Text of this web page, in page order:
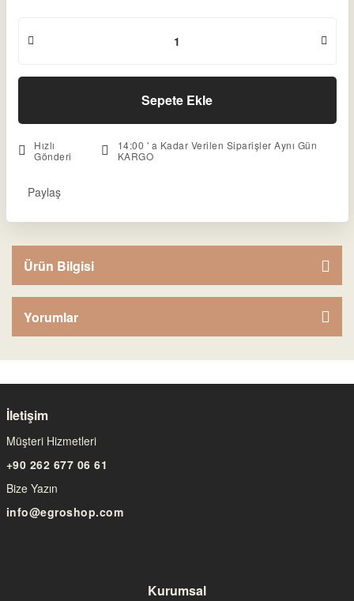
Sepete Ekle
Hızlı
Gönderi
14:00 ' a Kadar Verilen Siparişler Aynı Gün
KARGO
Paylaş
Ürün Bilgisi
Yorumlar
İletişim
Müşteri Hizmetleri
+90 262 677 06 61
Bize Yazın
info@egroshop.com
Kurumsal